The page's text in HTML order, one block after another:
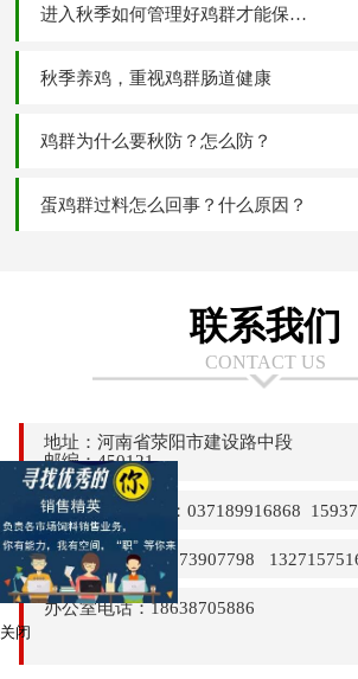
进入秋季如何管理好鸡群才能保障高产稳产
秋季养鸡，重视鸡群肠道健康
鸡群为什么要秋防？怎么防？
蛋鸡群过料怎么回事？什么原因？
联系我们
CONTACT US
地址：河南省荥阳市建设路中段
邮编：450121
24小时热线电话：037189916868
销售部电话：13373907798
办公室电话：18638705886
关闭